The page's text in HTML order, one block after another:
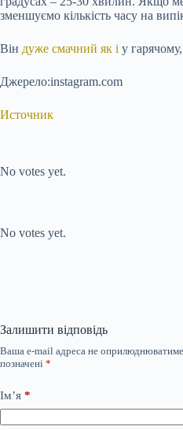
зменшуємо кількість часу на
Він дуже смачний як і у
Джерело:instagram.com
Источник
No votes yet.
No votes yet.
Залишити відповідь
Ваша e-mail адреса не
позначені *
Ім’я *